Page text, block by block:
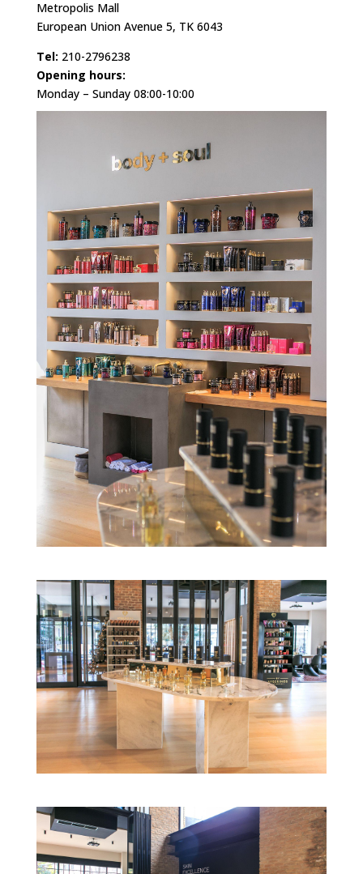
Metropolis Mall
European Union Avenue 5, ΤΚ 6043
Tel: 210-2796238
Opening hours:
Monday – Sunday 08:00-10:00